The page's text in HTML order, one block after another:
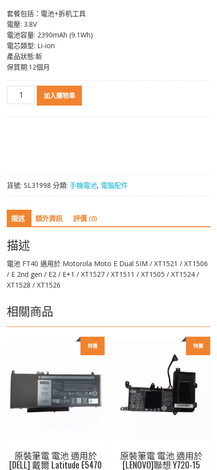
套餐包括：電池+拆机工具
電壓: 3.8V
電池容量: 2390mAh (9.1Wh)
電芯類型: Li-ion
產品狀態:新
保質期:12個月
E
Dual
SIM
/Moto
2nd
gen
/Moto
E2
數
量
加入購物車
貨號: SL31998 分類: 手機電池, 電腦配件
描述 額外資訊 評價 (0)
描述
電池 FT40 適用於 Motorola Moto E Dual SIM / XT1521 / XT1506
/ E 2nd gen / E2 / E+1 / XT1527 / XT1511 / XT1505 / XT1524 /
XT1528 / XT1526
相關商品
特價
原裝筆電 電池 適用於
[DELL] 戴爾 Latitude E5470
特價
原裝筆電 電池 適用於
[LENOVO]聯想 Y720-15